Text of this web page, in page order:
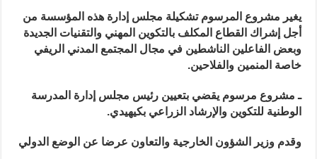
يغير مشروع المرسوم تشكيلة مجلس إدارة هذه المؤسسة من
أجل إشراك القطاع المكلف بالتكوين المهني والتقنيات الجديدة
وبعض الفاعلين الناشطين في مجال المجتمع المدني الريفي
خاصة المنمين والفلاحين.
ـ مشروع مرسوم يقضي بتعيين رئيس مجلس إدارة المدرسة
الوطنية للتكوين والإرشاد الزراعي بكيهيدي.
وقدم وزير الشؤون الخارجية والتعاون عرضا عن الوضع الدولي